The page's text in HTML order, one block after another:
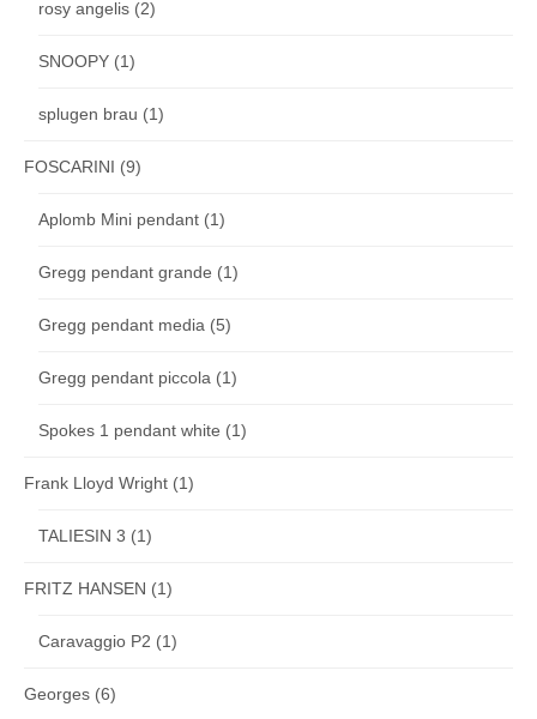
rosy angelis (2)
SNOOPY (1)
splugen brau (1)
FOSCARINI (9)
Aplomb Mini pendant (1)
Gregg pendant grande (1)
Gregg pendant media (5)
Gregg pendant piccola (1)
Spokes 1 pendant white (1)
Frank Lloyd Wright (1)
TALIESIN 3 (1)
FRITZ HANSEN (1)
Caravaggio P2 (1)
Georges (6)